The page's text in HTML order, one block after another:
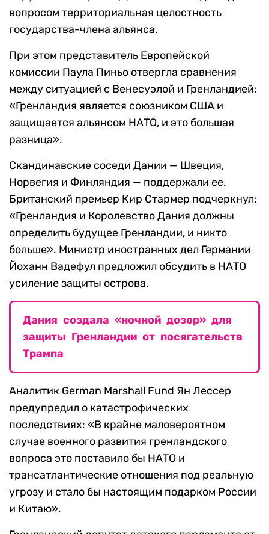
вопросом территориальная целостность
государства-члена альянса.
При этом представитель Европейской
комиссии Паула Пиньо отвергла сравнения
между ситуацией с Венесуэлой и Гренландией:
«Гренландия является союзником США и
защищается альянсом НАТО, и это большая
разница».
Скандинавские соседи Дании — Швеция,
Норвегия и Финляндия — поддержали ее.
Британский премьер Кир Стармер подчеркнул:
«Гренландия и Королевство Дания должны
определить будущее Гренландии, и никто
больше». Министр иностранных дел Германии
Йоханн Вадефул предложил обсудить в НАТО
усиление защиты острова.
Дания создала «ночной дозор» для
защиты Гренландии от посягательств
Трампа
Аналитик German Marshall Fund Ян Лессер
предупредил о катастрофических
последствиях: «В крайне маловероятном
случае военного развития гренландского
вопроса это поставило бы НАТО и
трансатлантические отношения под реальную
угрозу и стало бы настоящим подарком России
и Китаю».